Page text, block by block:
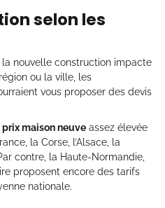
selon les
nouvelle construction impacte
ou la ville, les
vous proposer des devis
prix maison neuve assez élevée
la Corse, l’Alsace, la
contre, la Haute-Normandie,
proposent encore des tarifs
nationale.